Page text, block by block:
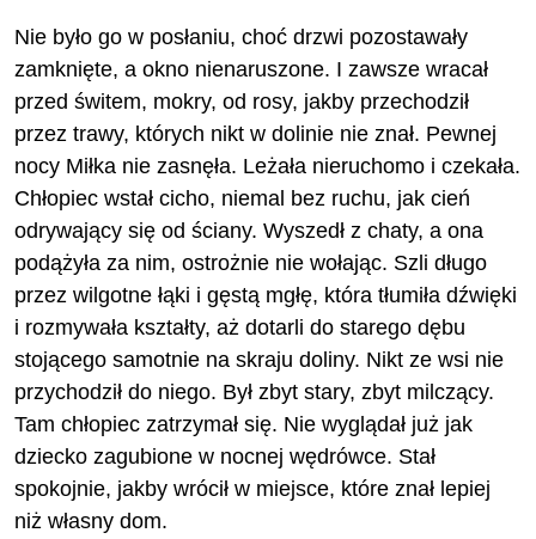
Nie było go w posłaniu, choć drzwi pozostawały
zamknięte, a okno nienaruszone. I zawsze wracał
przed świtem, mokry, od rosy, jakby przechodził
przez trawy, których nikt w dolinie nie znał. Pewnej
nocy Miłka nie zasnęła. Leżała nieruchomo i czekała.
Chłopiec wstał cicho, niemal bez ruchu, jak cień
odrywający się od ściany. Wyszedł z chaty, a ona
podążyła za nim, ostrożnie nie wołając. Szli długo
przez wilgotne łąki i gęstą mgłę, która tłumiła dźwięki
i rozmywała kształty, aż dotarli do starego dębu
stojącego samotnie na skraju doliny. Nikt ze wsi nie
przychodził do niego. Był zbyt stary, zbyt milczący.
Tam chłopiec zatrzymał się. Nie wyglądał już jak
dziecko zagubione w nocnej wędrówce. Stał
spokojnie, jakby wrócił w miejsce, które znał lepiej
niż własny dom.